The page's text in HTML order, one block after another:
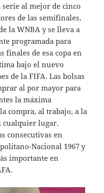
al mejor de cinco
de las semifinales,
la WNBA y se lleva a
programada para
finales de esa copa en
bajo el nuevo
de la FIFA. Las bolsas
al por mayor para
la máxima
compra, al trabajo, a la
cualquier lugar.
consecutivas en
Nacional 1967 y
importante en